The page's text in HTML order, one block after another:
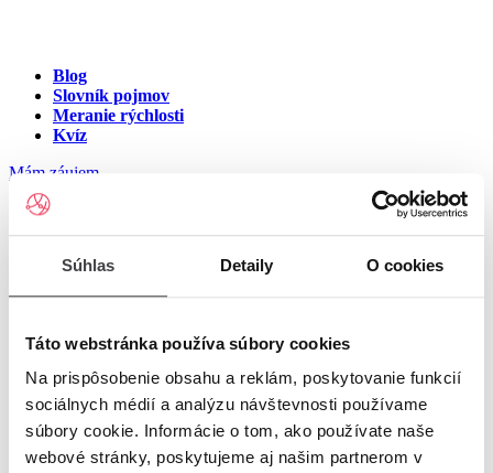
Súhlas Detaily O cookies
Táto webstránka používa súbory cookies
Na prispôsobenie obsahu a reklám, poskytovanie funkcií
sociálnych médií a analýzu návštevnosti používame
súbory cookie. Informácie o tom, ako používate naše
webové stránky, poskytujeme aj našim partnerom v
Blog
Slovník pojmov
Meranie rýchlosti
Kvíz
Mám záujem
Internet v meste Chrámec
Zadajte ulicu a číslo pre zobrazenie ponuky internetu v meste
Zadajte ulicu a číslopre zobrazenie ponuky internetu v lokalite
Chrámec
Zoznam ulíc v meste Chrámec